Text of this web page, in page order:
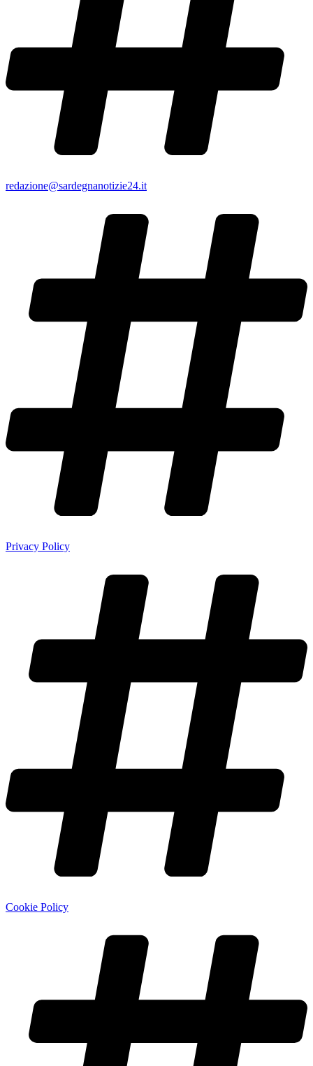
redazione@sardegnanotizie24.it
Privacy Policy
Cookie Policy